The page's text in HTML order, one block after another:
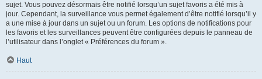
sujet. Vous pouvez désormais être notifié lorsqu’un sujet favoris a été mis à
jour. Cependant, la surveillance vous permet également d’être notifié lorsqu’il y
a une mise à jour dans un sujet ou un forum. Les options de notifications pour
les favoris et les surveillances peuvent être configurées depuis le panneau de
l’utilisateur dans l’onglet « Préférences du forum ».
Haut